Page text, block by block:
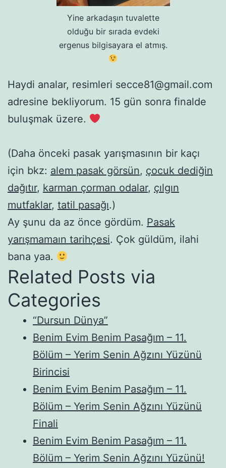
Yine arkadaşın tuvalette
olduğu bir sırada evdeki
ergenus bilgisayara el atmış.
Haydi analar, resimleri secce81@gmail.com
adresine bekliyorum. 15 gün sonra finalde
buluşmak üzere.
(Daha önceki pasak yarışmasının bir kaçı
için bkz: alem pasak görsün, çocuk dediğin
dağıtır, karman çorman odalar, çılgın
mutfaklar, tatil pasağı.)
Ay şunu da az önce gördüm. Pasak
yarışmamaın tarihçesi. Çok güldüm, ilahi
bana yaa.
Related Posts via
Categories
“Dursun Dünya”
Benim Evim Benim Pasağım – 11.
Bölüm – Yerim Senin Ağzını Yüzünü
Birincisi
Benim Evim Benim Pasağım – 11.
Bölüm – Yerim Senin Ağzını Yüzünü
Finali
Benim Evim Benim Pasağım – 11.
Bölüm – Yerim Senin Ağzını Yüzünü!